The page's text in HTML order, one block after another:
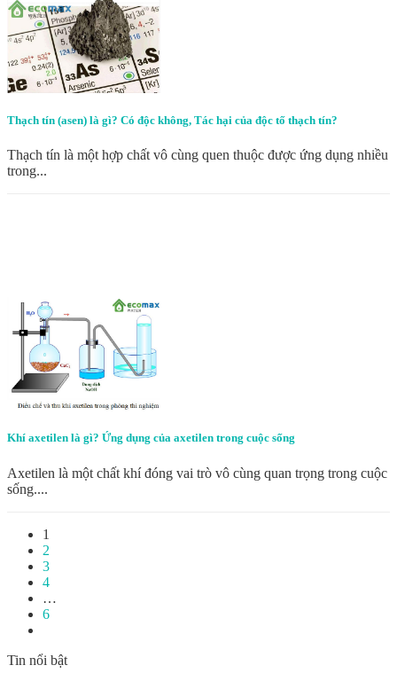
Thạch tín (asen) là gì? Có độc không, Tác hại của độc tố thạch tín?
Thạch tín là một hợp chất vô cùng quen thuộc được ứng dụng nhiều
trong...
Khí axetilen là gì? Ứng dụng của axetilen trong cuộc sống
Axetilen là một chất khí đóng vai trò vô cùng quan trọng trong cuộc
sống....
1
2
3
4
…
6
Tin nổi bật